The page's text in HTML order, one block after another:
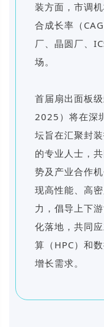
装方面，市调
合成长率（
厂、晶圆厂、
场。
首届扇出面板
2025）将在深
坛旨在汇聚封
的专业人士，
势及产业合作
现高性能、高
力，倡导上下
化落地，共同
算（HPC）和
增长需求。